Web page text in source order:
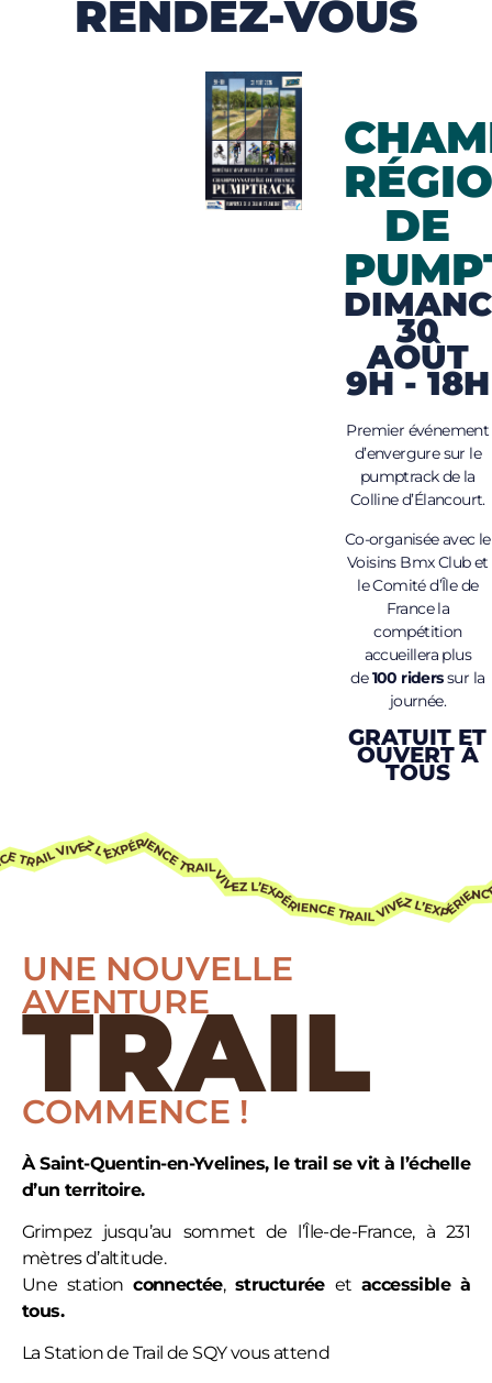
RENDEZ-VOUS
DE
30
AOÛT
9H - 18H
Premier événement
d’envergure sur le
pumptrack de la
Colline d’Élancourt.
Co-organisée avec le
Voisins Bmx Club et
le Comité d’Île de
France la
compétition
accueillera plus
de100 riderssur la
journée.
GRATUIT ET
OUVERT À
TOUS
UNE NOUVELLE
AVENTURE
TRAIL
COMMENCE !
À Saint-Quentin-en-Yvelines, le trail se vit à l’échelle
d’un territoire.
Grimpez jusqu’au sommet de l’Île-de-France, à 231
mètres d’altitude.
Une stationconnectée, structuréeet accessible à
tous.
La Station de Trail de SQY vous attend